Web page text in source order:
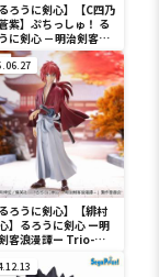
るろうに剣心】【C四乃
紫】ぷちっしゅ！ る
に剣心 －明治剣客浪
－ 京都動乱
るろうに剣心】【緋村
】るろうに剣心 ー明
客浪漫譚ー Trio-